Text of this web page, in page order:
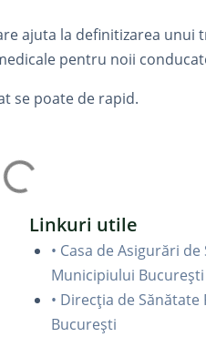
ajuta la definitizarea
pentru noii
se poate de rapid.
Linkuri utile
• Casa de Asigurări
Municipiului București
• Direcția de Sănătate
București